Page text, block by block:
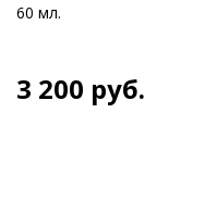
60 мл.
3 200 руб.